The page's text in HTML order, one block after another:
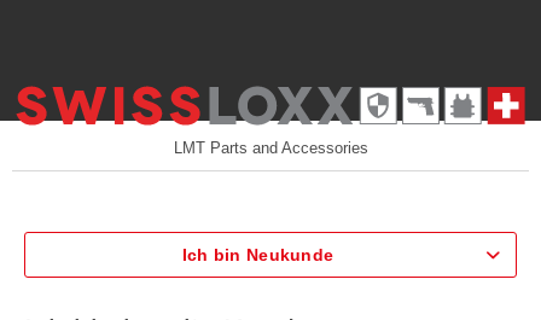
LMT Parts and Accessories
Ich bin Neukunde